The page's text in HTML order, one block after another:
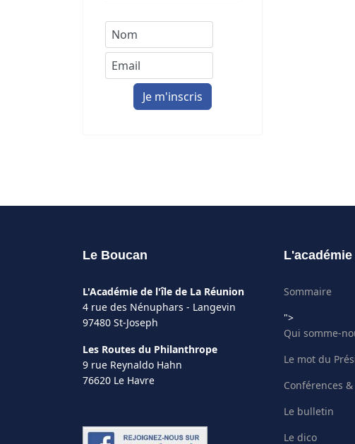
Le Boucan
L'Académie de l'île de La Réunion
4 rue des Nénuphars - Langevin
97480 St-Joseph
Les Routes du Philanthrope
9 rue Reynaldo Hahn
76620 Le Havre
Sommaire
">
Qui somme-
Le mot du
Conférences
Le bulletin
Le dico